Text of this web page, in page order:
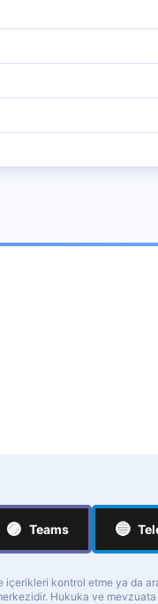
🟣 Teams 🔵
içerikleri kontrol etme ya
Hukuka ve